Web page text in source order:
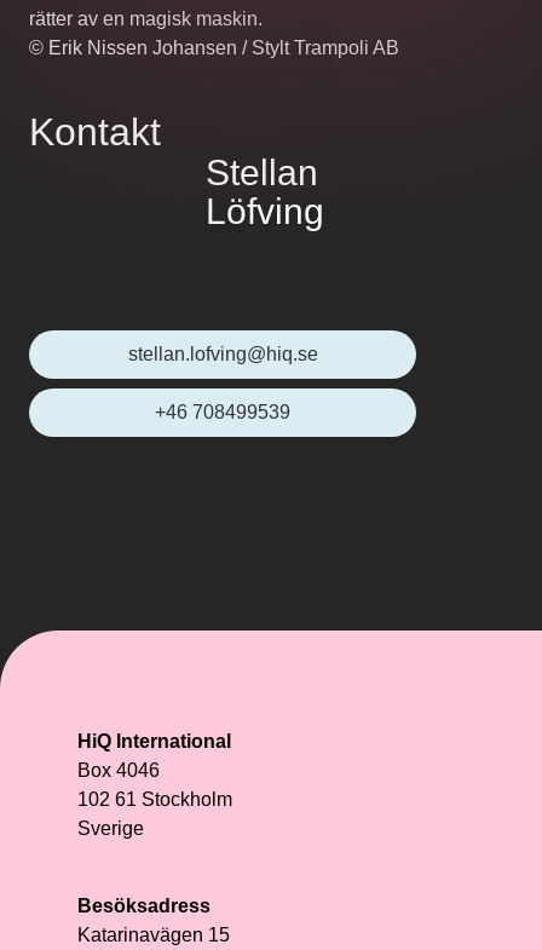
rätter av en magisk maskin.
© Erik Nissen Johansen / Stylt Trampoli AB
Kontakt
Stellan
Löfving
stellan.lofving@hiq.se
+46 708499539
HiQ International
Box 4046
102 61 Stockholm
Sverige
Besöksadress
Katarinavägen 15